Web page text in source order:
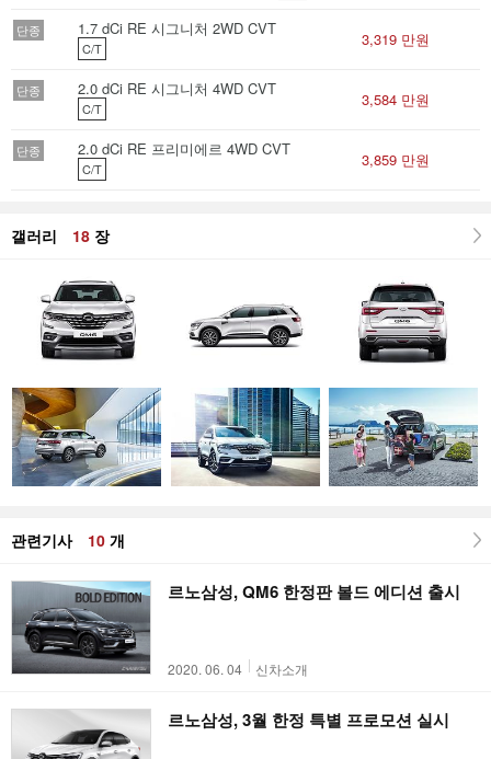
단종 1.7 dCi RE 시그니처 2WD CVT
C/T 3,319 만원
단종 2.0 dCi RE 시그니처 4WD CVT
C/T 3,584 만원
단종 2.0 dCi RE 프리미에르 4WD CVT
C/T 3,859 만원
갤러리 18 장
관련기사 10 개
르노삼성, QM6 한정판 볼드 에디션 출시
2020. 06. 04 신차소개
르노삼성, 3월 한정 특별 프로모션 실시